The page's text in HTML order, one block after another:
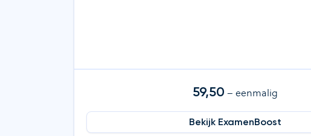
59,50 – eenmalig
Bekijk ExamenBoost